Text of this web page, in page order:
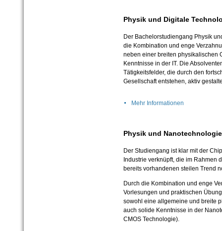
Physik und Digitale
Der Bachelorstudiengang Physik
die Kombination und enge
neben einer breiten physikalischen
Kenntnisse in der IT. Die
Tätigkeitsfelder, die durch den
Gesellschaft entstehen, aktiv
Mehr Informationen
Physik und Nanotechnologie
Der Studiengang ist klar mit der
Industrie verknüpft, die im Rahmen
bereits vorhandenen steilen Trend
Durch die Kombination und enge
Vorlesungen und praktischen
sowohl eine allgemeine und breite
auch solide Kenntnisse in der
CMOS Technologie).